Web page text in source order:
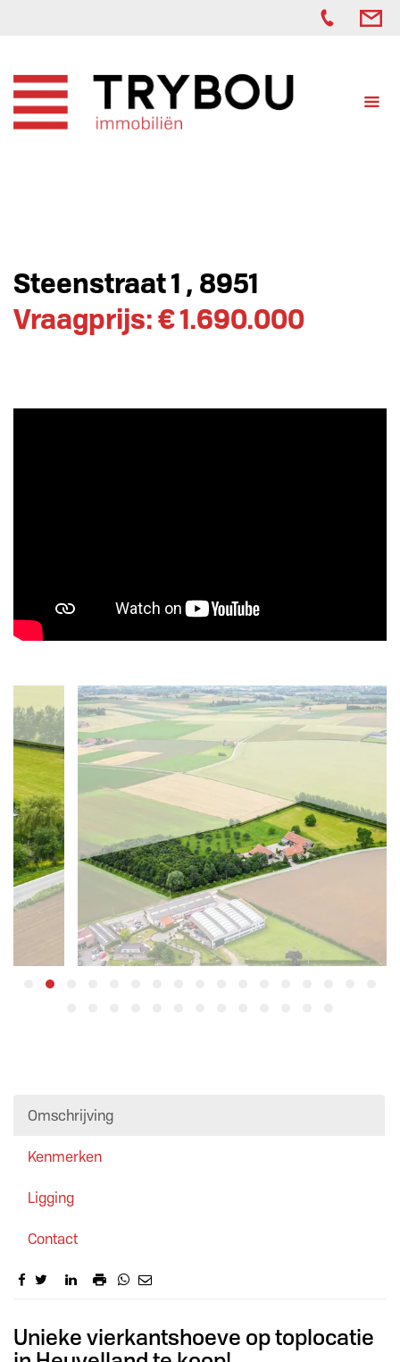
Steenstraat 1 , 8951
Vraagprijs: € 1.690.000
Omschrijving
Kenmerken
Ligging
Contact
Omschrijving
Unieke vierkantshoeve op toplocatie